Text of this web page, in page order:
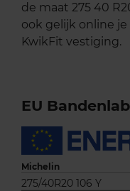
de maat 275 40
ook gelijk online
KwikFit vestiging.
EU
Michelin
275/40R20 106 Y